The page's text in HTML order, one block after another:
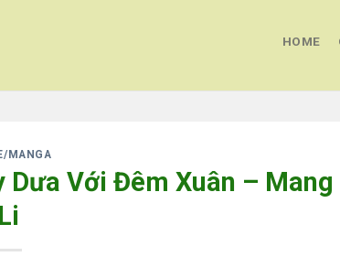
HOME
MANGA
Với Đêm Xuân – Mang
Li